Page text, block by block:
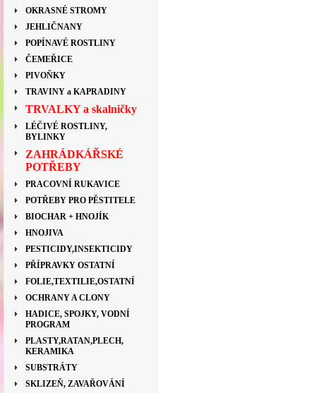
OKRASNÉ STROMY
JEHLIČNANY
POPÍNAVÉ ROSTLINY
ČEMEŘICE
PIVOŇKY
TRAVINY a KAPRADINY
TRVALKY a skalničky
LÉČIVÉ ROSTLINY,
BYLINKY
ZAHRÁDKÁŘSKÉ
POTŘEBY
PRACOVNÍ RUKAVICE
POTŘEBY PRO PĚSTITELE
BIOCHAR + HNOJÍK
HNOJIVA
PESTICIDY,INSEKTICIDY
PŘÍPRAVKY OSTATNÍ
FOLIE,TEXTILIE,OSTATNÍ
OCHRANY A CLONY
HADICE, SPOJKY, VODNÍ
PROGRAM
PLASTY,RATAN,PLECH,
KERAMIKA
SUBSTRÁTY
SKLIZEŇ, ZAVAŘOVÁNÍ